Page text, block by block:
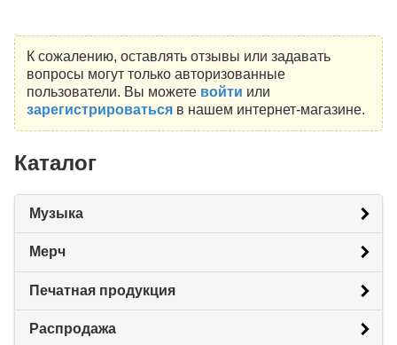
К сожалению, оставлять отзывы или задавать
вопросы могут только авторизованные
пользователи. Вы можете войти или
зарегистрироватьсяв нашем интернет-магазине.
Каталог
Музыка
Мерч
Печатная продукция
Распродажа